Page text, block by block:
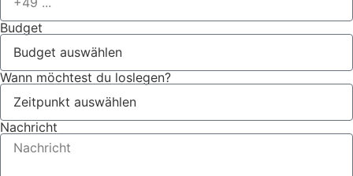
Budget
Wann möchtest du loslegen?
Nachricht